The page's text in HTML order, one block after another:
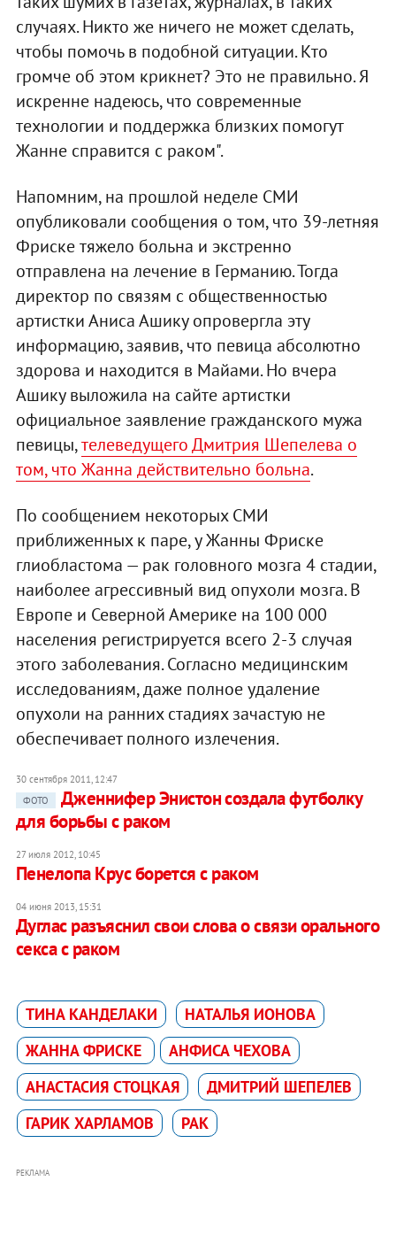
случаях. Никто же ничего не может сделать,
чтобы помочь в подобной ситуации. Кто
громче об этом крикнет? Это не правильно. Я
искренне надеюсь, что современные
технологии и поддержка близких помогут
Жанне справится с раком".
Напомним, на прошлой неделе СМИ
опубликовали сообщения о том, что 39-летняя
Фриске тяжело больна и экстренно
отправлена на лечение в Германию. Тогда
директор по связям с общественностью
артистки Аниса Ашику опровергла эту
информацию, заявив, что певица абсолютно
здорова и находится в Майами. Но вчера
Ашику выложила на сайте артистки
официальное заявление гражданского мужа
певицы,телеведущего Дмитрия Шепелева о
том, что Жанна действительно больна.
По сообщением некоторых СМИ
приближенных к паре, у Жанны Фриске
глиобластома — рак головного мозга 4 стадии,
наиболее агрессивный вид опухоли мозга. В
Европе и Северной Америке на 100 000
населения регистрируется всего 2-3 случая
этого заболевания. Согласно медицинским
исследованиям, даже полное удаление
опухоли на ранних стадиях зачастую не
обеспечивает полного излечения.
30 сентября 2011, 12:47
ФОТО
Дженнифер Энистон создала футболку
для борьбы с раком
27 июля 2012, 10:45
Пенелопа Крус борется с раком
04 июня 2013, 15:31
Дуглас разъяснил свои слова о связи орального
секса с раком
ТИНА КАНДЕЛАКИ
НАТАЛЬЯ ИОНОВА
ЖАННА ФРИСКЕ
АНФИСА ЧЕХОВА
АНАСТАСИЯ СТОЦКАЯ
ДМИТРИЙ ШЕПЕЛЕВ
ГАРИК ХАРЛАМОВ
РАК
РЕКЛАМА